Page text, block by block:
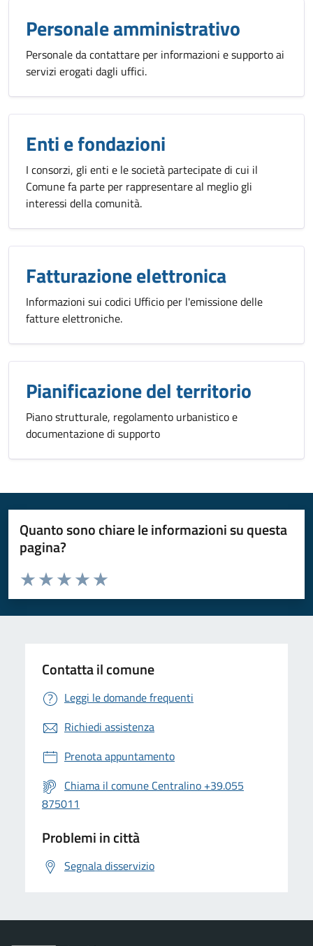
Personale amministrativo
Personale da contattare per informazioni e supporto ai
servizi erogati dagli uffici.
Enti e fondazioni
I consorzi, gli enti e le società partecipate di cui il
Comune fa parte per rappresentare al meglio gli
interessi della comunità.
Fatturazione elettronica
Informazioni sui codici Ufficio per l'emissione delle
fatture elettroniche.
Pianificazione del territorio
Piano strutturale, regolamento urbanistico e
documentazione di supporto
Quanto sono chiare le informazioni su questa
pagina?
Valuta da 1 a 5 stelle la pagina
Valuta 5 stelle su 5
Valuta 4 stelle su 5
Valuta 3 stelle su 5
Valuta 2 stelle su 5
Valuta 1 stelle su 5
Contatta il comune
Leggi le domande frequenti
Richiedi assistenza
Prenota appuntamento
Chiama il comune Centralino +39.055
875011
Problemi in città
Segnala disservizio